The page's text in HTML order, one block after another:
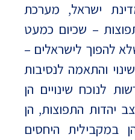
ישראל, מערכת
– שכיום כמעט
להפוך לישראלים –
והתאמה לנסיבות
לנוכח שינויים הן
יהדות התפוצות, הן
במקבילית היחסים